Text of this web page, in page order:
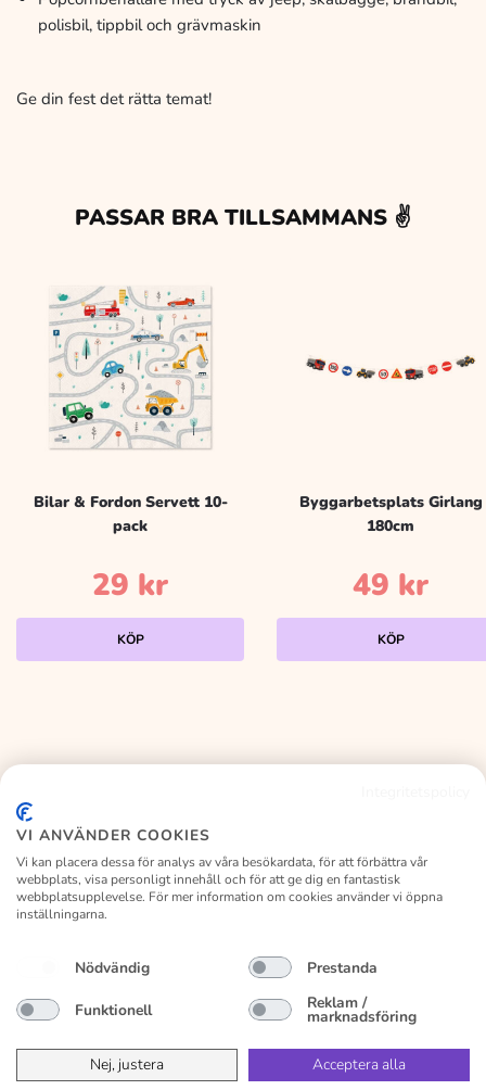
polisbil, tippbil och grävmaskin
Ge din fest det rätta temat!
PASSAR BRA TILLSAMMANS ✌️
Bilar & Fordon Servett 10-
pack
29 kr
KÖP
Byggarbetsplats Girlang
180cm
49 kr
KÖP
Om kalaslagret
Byte/retur
Köpvillkor
Privacy Policy
VI ANVÄNDER COOKIES
Vi kan placera dessa för analys av våra besökardata, för att förbättra vår
webbplats, visa personligt innehåll och för att ge dig en fantastisk
webbplatsupplevelse. För mer information om cookies använder vi öppna
inställningarna.
Nödvändig Prestanda
Funktionell Reklam /
marknadsföring
Nej, justera Acceptera alla